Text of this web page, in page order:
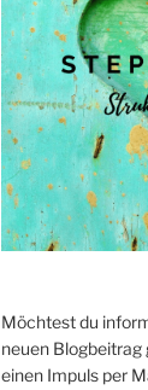
Möchtest du
neuen
einen Impuls per